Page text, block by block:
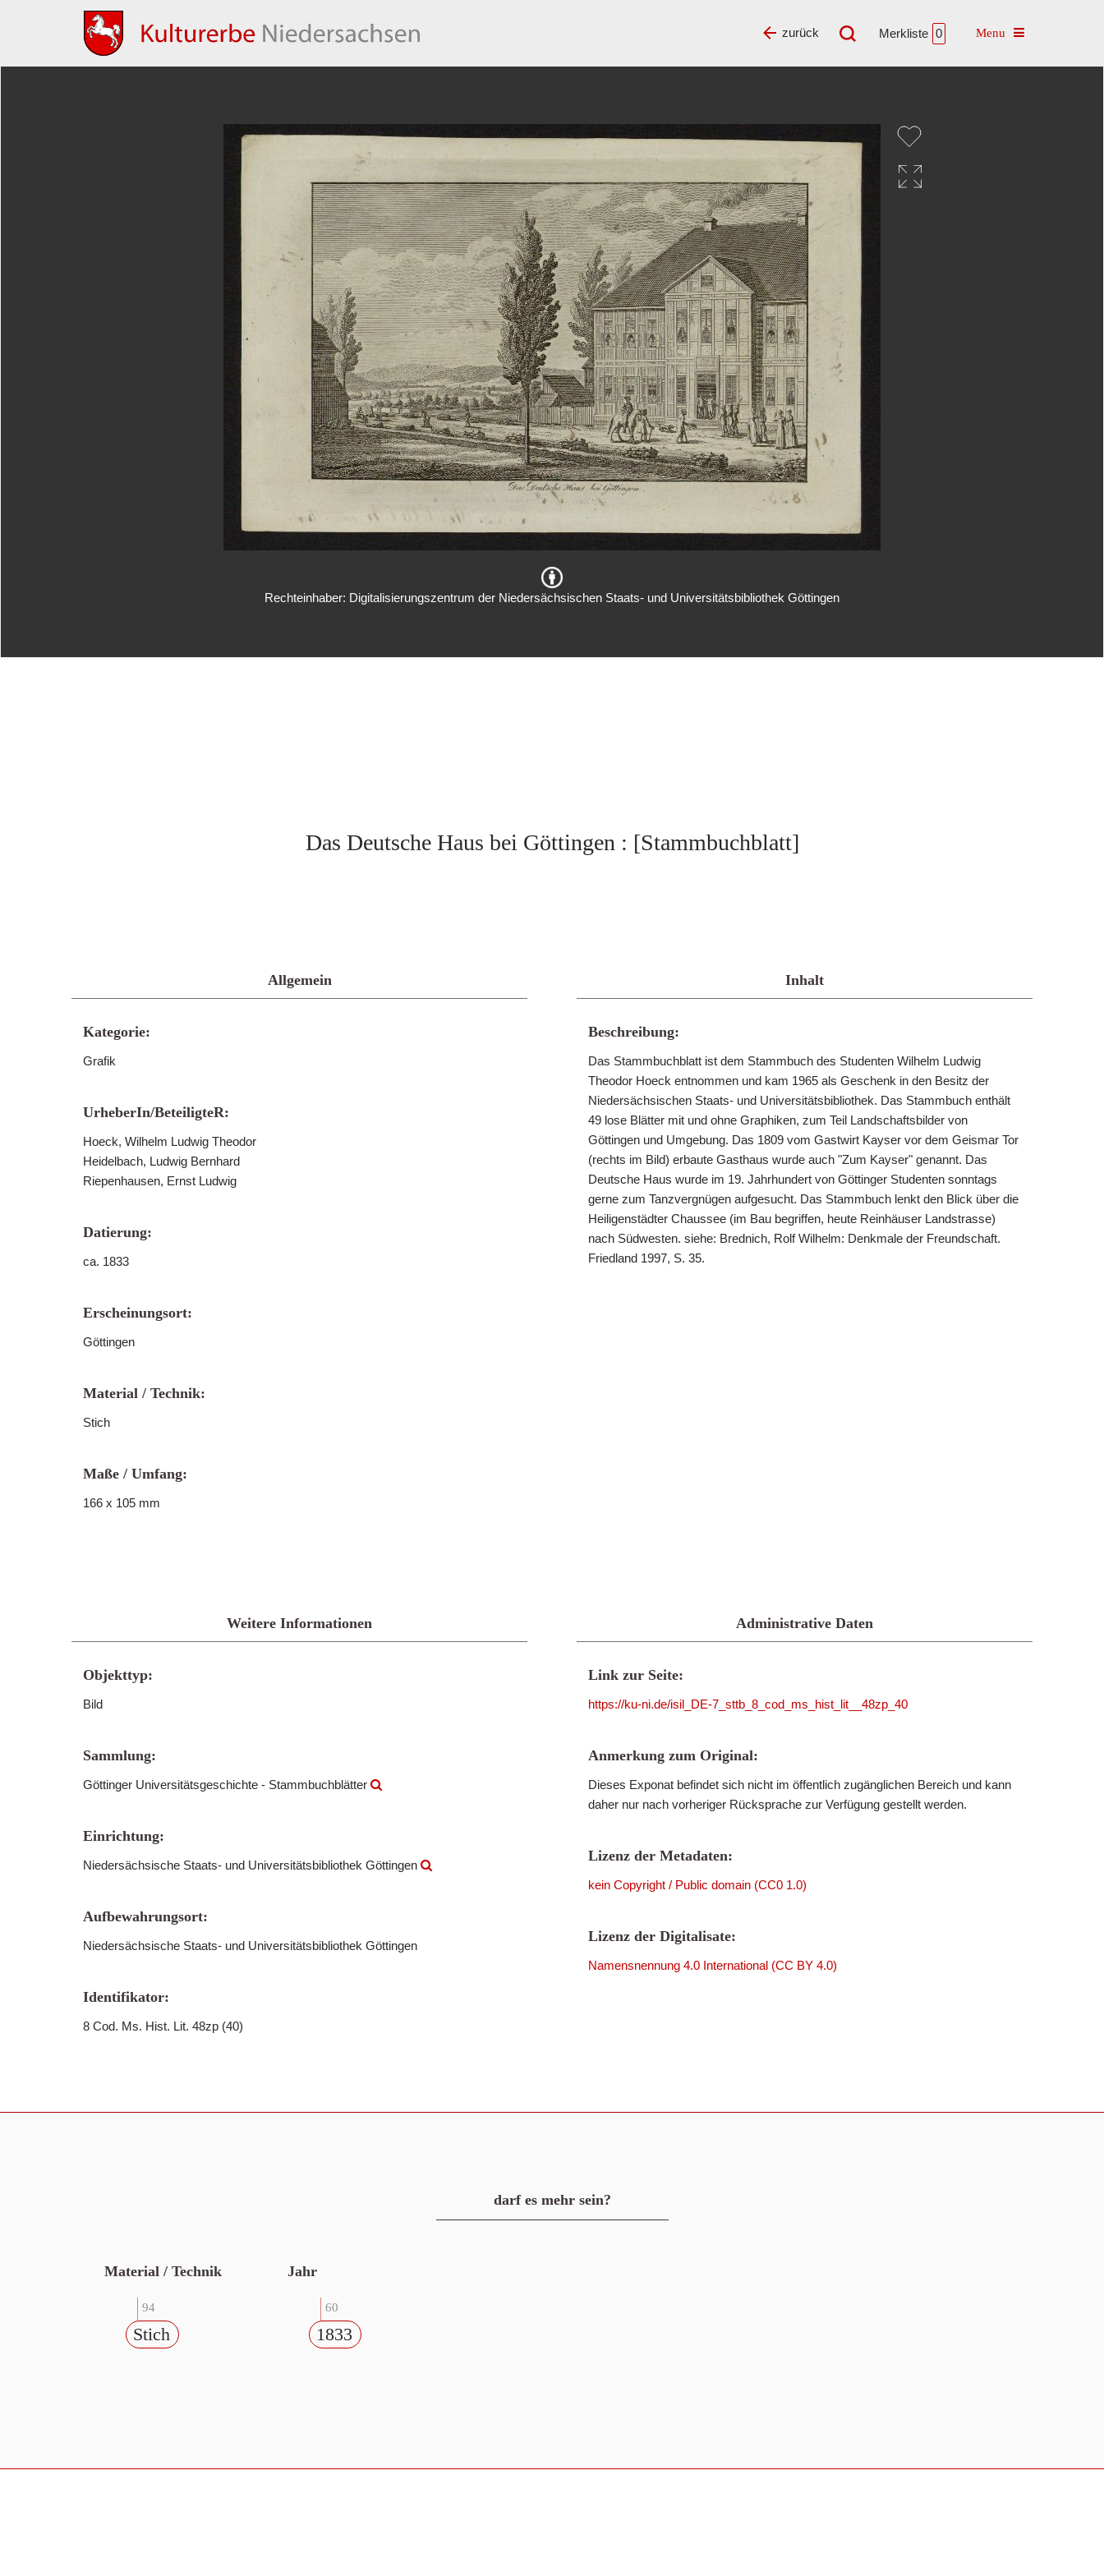
Merkliste 0 Toggle navigation
zurück
Rechteinhaber: Digitalisierungszentrum der Niedersächsischen Staats- und Universitätsbibliothek Göttingen
Das Deutsche Haus bei Göttingen : [Stammbuchblatt]
Allgemein
Kategorie:
Grafik
UrheberIn/BeteiligteR:
Hoeck, Wilhelm Ludwig Theodor
Heidelbach, Ludwig Bernhard
Riepenhausen, Ernst Ludwig
Datierung:
ca. 1833
Erscheinungsort:
Göttingen
Material / Technik:
Stich
Maße / Umfang:
166 x 105 mm
Inhalt
Beschreibung:
Das Stammbuchblatt ist dem Stammbuch des Studenten Wilhelm Ludwig
Theodor Hoeck entnommen und kam 1965 als Geschenk in den Besitz der
Niedersächsischen Staats- und Universitätsbibliothek. Das Stammbuch enthält
49 lose Blätter mit und ohne Graphiken, zum Teil Landschaftsbilder von
Göttingen und Umgebung. Das 1809 vom Gastwirt Kayser vor dem Geismar Tor
(rechts im Bild) erbaute Gasthaus wurde auch "Zum Kayser" genannt. Das
Deutsche Haus wurde im 19. Jahrhundert von Göttinger Studenten sonntags
gerne zum Tanzvergnügen aufgesucht. Das Stammbuch lenkt den Blick über die
Heiligenstädter Chaussee (im Bau begriffen, heute Reinhäuser Landstrasse)
nach Südwesten. siehe: Brednich, Rolf Wilhelm: Denkmale der Freundschaft.
Friedland 1997, S. 35.
Weitere Informationen
Objekttyp:
Bild
Sammlung:
Göttinger Universitätsgeschichte - Stammbuchblätter
Einrichtung:
Niedersächsische Staats- und Universitätsbibliothek Göttingen
Aufbewahrungsort:
Niedersächsische Staats- und Universitätsbibliothek Göttingen
Identifikator:
8 Cod. Ms. Hist. Lit. 48zp (40)
Administrative Daten
Link zur Seite:
https://ku-ni.de/isil_DE-7_sttb_8_cod_ms_hist_lit__48zp_40
Anmerkung zum Original:
Dieses Exponat befindet sich nicht im öffentlich zugänglichen Bereich und kann
daher nur nach vorheriger Rücksprache zur Verfügung gestellt werden.
Lizenz der Metadaten:
kein Copyright / Public domain (CC0 1.0)
Lizenz der Digitalisate:
Namensnennung 4.0 International (CC BY 4.0)
darf es mehr sein?
Material / Technik
94
Stich
Jahr
60
1833